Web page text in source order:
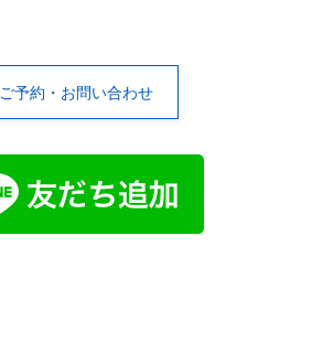
ご予約・お問い合わせ